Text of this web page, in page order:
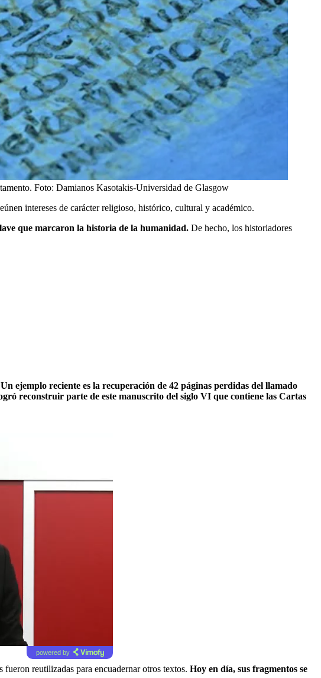
Foto: Damianos Kasotakis-Universidad de Glasgow
intereses de carácter religioso, histórico, cultural y académico.
que marcaron la historia de la humanidad. De hecho, los historiadores
Un ejemplo reciente es la recuperación de 42 páginas perdidas del llamado
reconstruir parte de este manuscrito del siglo VI que contiene las Cartas
powered by
reutilizadas para encuadernar otros textos. Hoy en día, sus fragmentos se